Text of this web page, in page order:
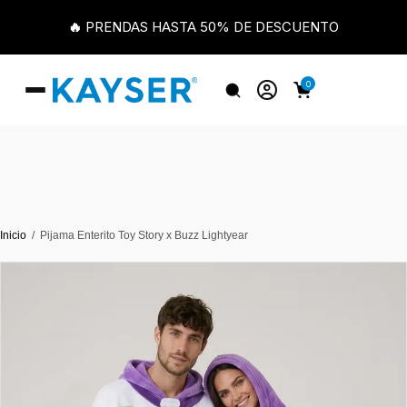
🔥 PRENDAS HASTA 50% DE DESCUENTO
0
Inicio Pijama Enterito Toy Story x Buzz Lightyear